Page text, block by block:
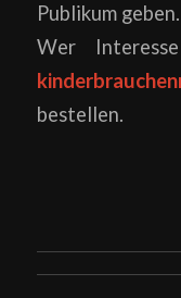
Publikum geben.
Wer
bestellen.